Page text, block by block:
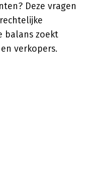
Deze vragen
balans zoekt
verkopers.